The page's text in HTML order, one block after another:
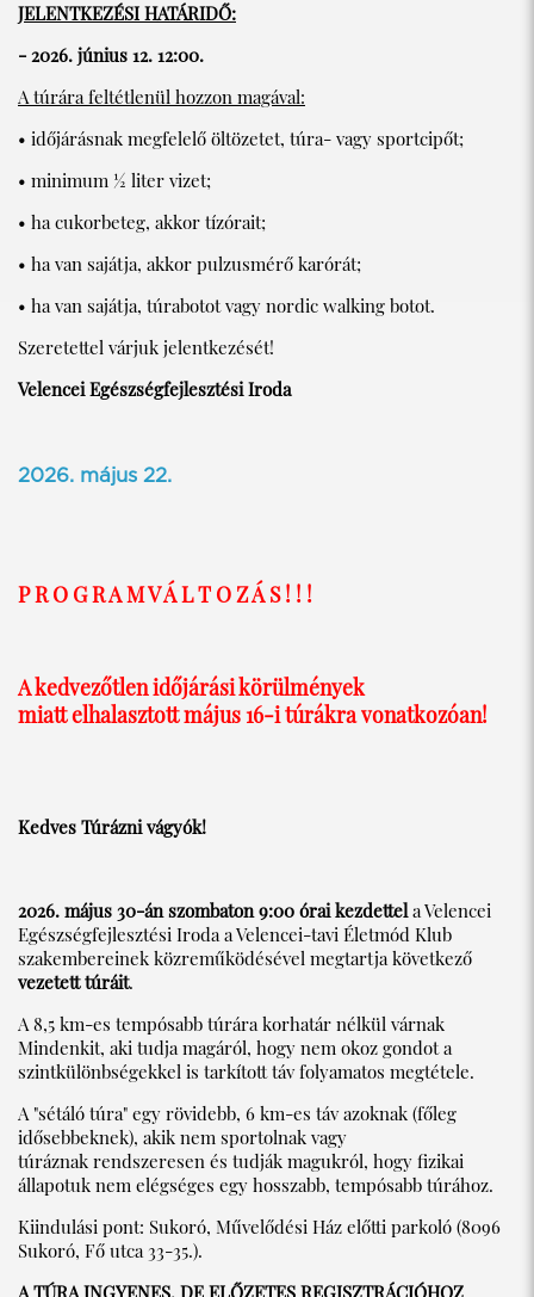
JELENTKEZÉSI HATÁRIDŐ:
- 2026. június 12. 12:00.
A túrára feltétlenül hozzon magával:
• időjárásnak megfelelő öltözetet, túra- vagy sportcipőt;
• minimum ½ liter vizet;
• ha cukorbeteg, akkor tízórait;
• ha van sajátja, akkor pulzusmérő karórát;
• ha van sajátja, túrabotot vagy nordic walking botot.
Szeretettel várjuk jelentkezését!
Velencei Egészségfejlesztési Iroda
2026. május 22.
P R O G R A M V Á L T O Z Á S ! ! !
A kedvezőtlen időjárási körülmények
miatt elhalasztott május 16-i túrákra vonatkozóan!
Kedves Túrázni vágyók!
2026. május 30-án szombaton 9:00 órai kezdettel a Velencei
Egészségfejlesztési Iroda a Velencei-tavi Életmód Klub
szakembereinek közreműködésével megtartja következő
vezetett túráit.
A 8,5 km-es tempósabb túrára korhatár nélkül várnak
Mindenkit, aki tudja magáról, hogy nem okoz gondot a
szintkülönbségekkel is tarkított táv folyamatos megtétele.
A "sétáló túra" egy rövidebb, 6 km-es táv azoknak (főleg
idősebbeknek), akik nem sportolnak vagy
túráznak rendszeresen és tudják magukról, hogy fizikai
állapotuk nem elégséges egy hosszabb, tempósabb túrához.
Kiindulási pont: Sukoró, Művelődési Ház előtti parkoló (8096
Sukoró, Fő utca 33-35.).
A TÚRA INGYENES, DE ELŐZETES REGISZTRÁCIÓHOZ